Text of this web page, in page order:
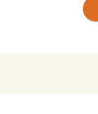
いう地理的な特